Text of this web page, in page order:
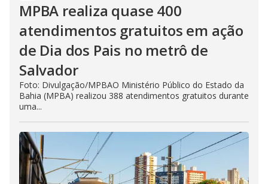
MPBA realiza quase 400
atendimentos gratuitos em ação
de Dia dos Pais no metrô de
Salvador
Foto: Divulgação/MPBAO Ministério Público do Estado da
Bahia (MPBA) realizou 388 atendimentos gratuitos durante
uma...